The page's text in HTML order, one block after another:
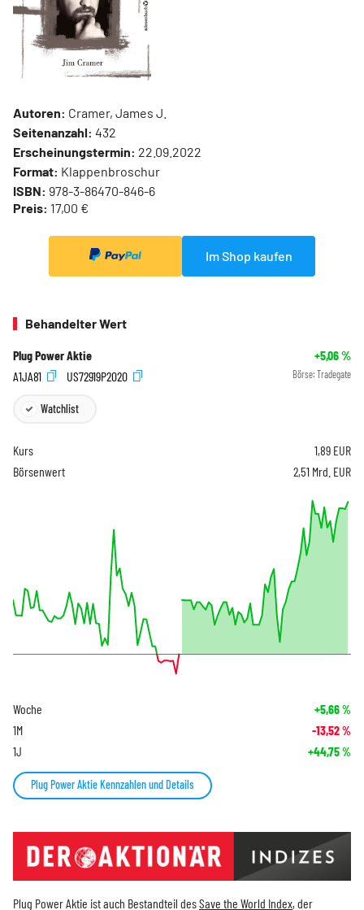
Autoren: Cramer, James J.
Seitenanzahl: 432
Erscheinungstermin: 22.09.2022
Format: Klappenbroschur
ISBN: 978-3-86470-846-6
Preis: 17,00 €
Im Shop kaufen
Behandelter Wert
Plug Power Aktie +5,06%
A1JA81
US72919P2020 Börse: Tradegate
Watchlist
Kurs 1,89 EUR
Börsenwert
2,51 Mrd. EUR
Woche +5,66%
1M -13,52%
1J +44,75%
Plug Power Aktie Kennzahlen und Details
Plug Power Aktie ist auch Bestandteil desSave the World Index, der